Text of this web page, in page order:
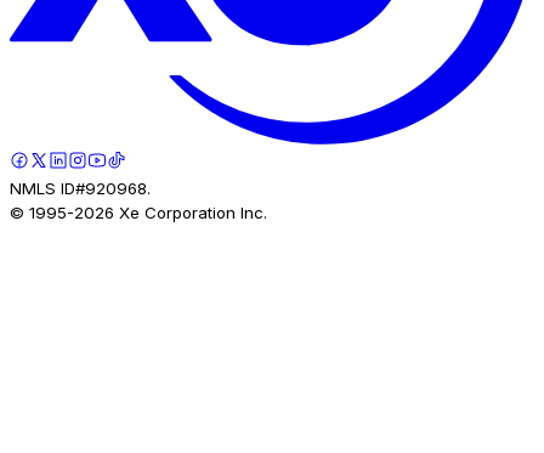
NMLS ID#920968.
© 1995-2026 Xe Corporation Inc.